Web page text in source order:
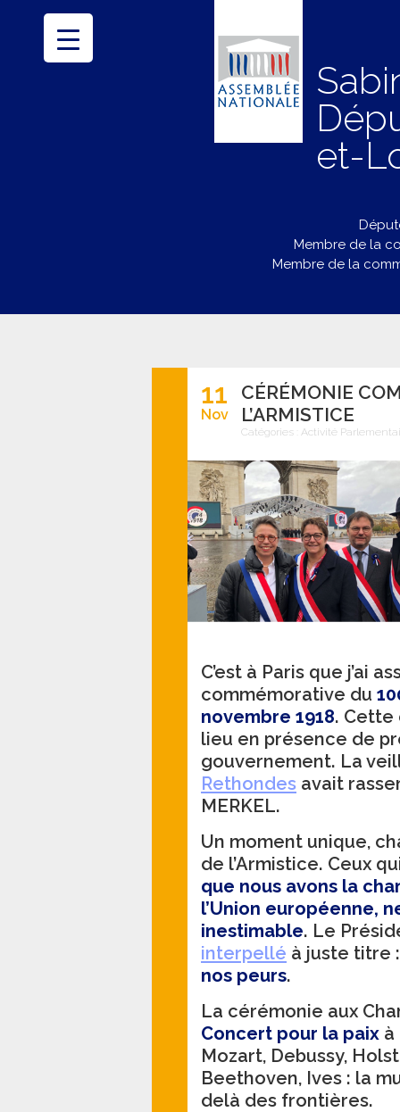
et-
Membre de la
Membre de la
11
Nov
CÉRÉMONIE
L’ARMISTICE
Catégories : Activité
C’est à Paris que j’ai
commémorative du
novembre 1918. Cette
lieu en présence de
gouvernement. La
Rethondes avait
MERKEL.
Un moment unique,
de l’Armistice. Ceux
que nous avons la
l’Union européenne,
inestimable. Le
interpellé à juste titre :
nos peurs.
La cérémonie aux
Concert pour la paix à
Mozart, Debussy,
Beethoven, Ives : la
delà des frontières.